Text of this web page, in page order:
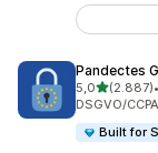
Pandectes
5,0von 5(2.887)
2887 •
DSGVO/
Built for